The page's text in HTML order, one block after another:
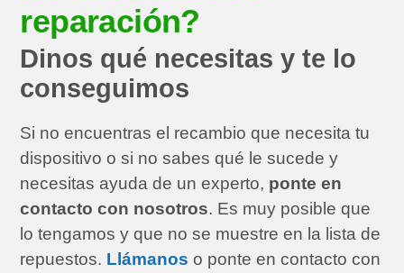
reparación?
Dinos qué necesitas y te lo
conseguimos
Si no encuentras el recambio que necesita tu
dispositivo o si no sabes qué le sucede y
necesitas ayuda de un experto, ponte en
contacto con nosotros. Es muy posible que
lo tengamos y que no se muestre en la lista de
repuestos. Llámanos o ponte en contacto con